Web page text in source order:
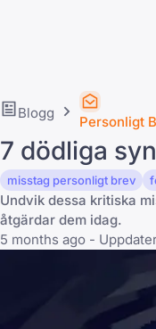
Blogg
Personligt
7 dödliga
misstag personligt brev
Undvik dessa kritiska
åtgärdar dem idag.
5 months ago -